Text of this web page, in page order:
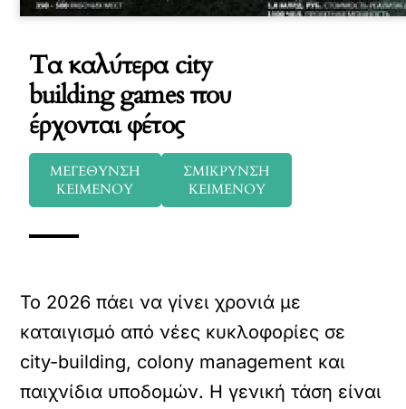
Τα καλύτερα city
building games που
έρχονται φέτος
ΜΕΓΕΘΥΝΣΗ
ΚΕΙΜΕΝΟΥ
ΣΜΙΚΡΥΝΣΗ
ΚΕΙΜΕΝΟΥ
Το 2026 πάει να γίνει χρονιά με
καταιγισμό από νέες κυκλοφορίες σε
city-building, colony management και
παιχνίδια υποδομών. Η γενική τάση είναι